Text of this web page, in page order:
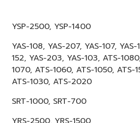
YSP-2500, YSP-1400
YAS-108, YAS-207, YAS-107,
152, YAS-203, YAS-103, ATS-
1070, ATS-1060, ATS-1050, ATS-
ATS-1030, ATS-2020
SRT-1000, SRT-700